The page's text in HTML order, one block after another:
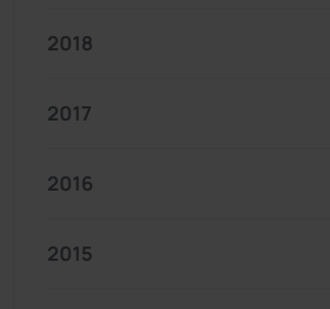
2018
2017
2016
2015